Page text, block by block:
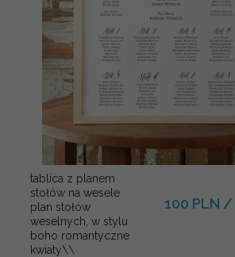
tablica z planem
stołów na wesele
plan stołów
weselnych, w stylu
boho romantyczne
kwiaty\\
100 PLN /